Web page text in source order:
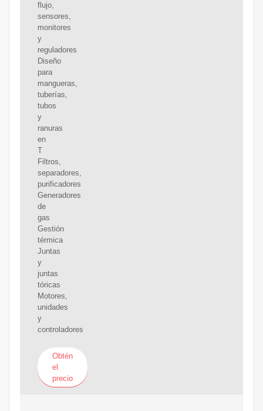
flujo,
sensores,
monitores
y
reguladores
Diseño
para
mangueras,
tuberías,
tubos
y
ranuras
en
T
Filtros,
separadores,
purificadores
Generadores
de
gas
Gestión
térmica
Juntas
y
juntas
tóricas
Motores,
unidades
y
controladores
Obtén
el
precio